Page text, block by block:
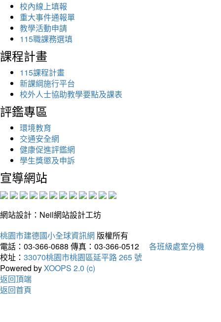
校內線上填報
重大事件通報單
教學活動申請
115職課務選填
課程計畫
115課程計畫
新課綱施行平台
校外人士協助教學要點及課表
評鑑專區
環境教育
交通安全網
健康促進評鑑網
學生獎懲及申訴
宣導網站
網站設計：Neil網站設計工坊
桃園市建德國小全球資訊網 版權所有
電話：03-366-0688 傳真：03-366-0512
各班級處室分機
校址： 33070桃園市桃園區延平路 265 號
Powered byXOOPS 2.0 (c)
返回頂端
返回首頁